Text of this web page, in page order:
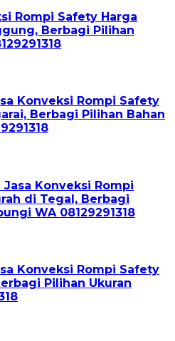
Rompi Safety Harga
Berbagi Pilihan
Konveksi Rompi Safety
Berbagi Pilihan Bahan
Konveksi Rompi
di Tegal, Berbagi
WA 08129291318
Konveksi Rompi Safety
Pilihan Ukuran